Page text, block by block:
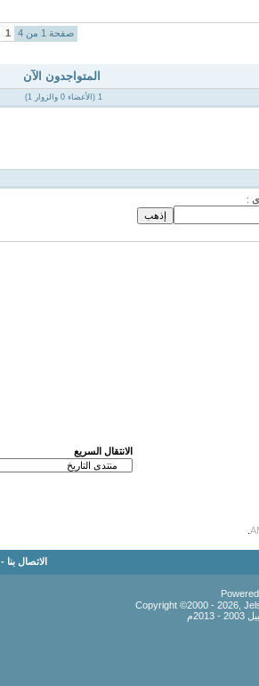
صفحة 1 من 4 1
المتواجدون الآن
1 (الأعضاء 0 والزوار 1)
:
الانتقال السريع
الاتصال بنا -
Copyright ©2000 - 2026,